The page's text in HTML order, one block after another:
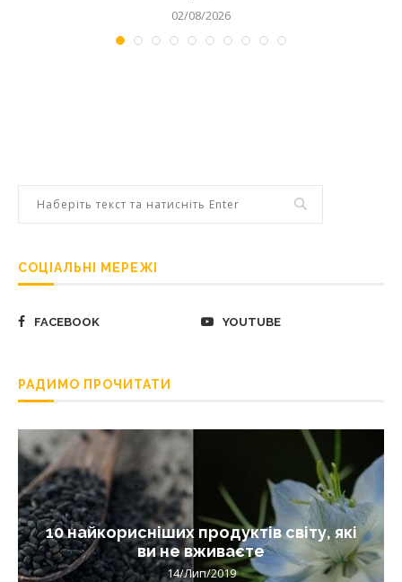
02/08/2026
СОЦІАЛЬНІ МЕРЕЖІ
FACEBOOK YOUTUBE
РАДИМО ПРОЧИТАТИ
10 найкорисніших продуктів світу, які
ви не вживаєте
14/Лип/2019